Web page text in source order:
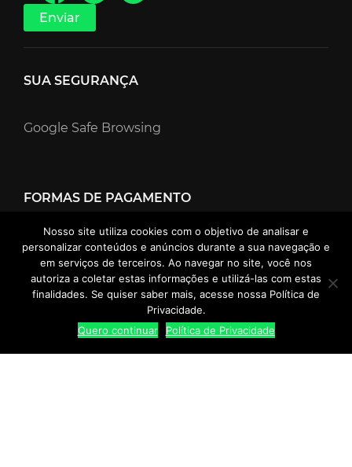
SUA SEGURANÇA
Google Safe Browsing
FORMAS DE PAGAMENTO
Nosso site utiliza cookies com o objetivo de analisar e
personalizar conteúdos e anúncios durante a sua navegação e
em serviços de terceiros. Ao navegar no site, você nos
autoriza a coletar estas informações e utilizá-las com estas
finalidades. Se quiser saber mais, acesse nossa Política de
Privacidade.
Quero continuar
Política de Privacidade